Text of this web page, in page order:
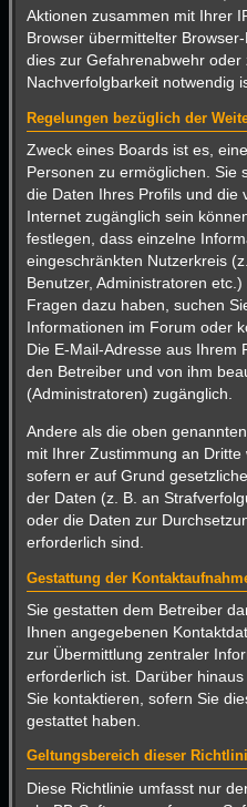
Aktionen zusammen mit Ihrer
Browser übermittelter
dies zur Gefahrenabwehr oder
Nachverfolgbarkeit notwendig
Regelungen bezüglich der
Zweck eines Boards ist es,
Personen zu ermöglichen. Sie
die Daten Ihres Profils und die
Internet zugänglich sein
festlegen, dass einzelne
eingeschränkten Nutzerkreis
Benutzer, Administratoren
Fragen dazu haben, suchen
Informationen im Forum oder
Die E-Mail-Adresse aus Ihrem
den Betreiber und von ihm
(Administratoren) zugänglich.
Andere als die oben
mit Ihrer Zustimmung an
sofern er auf Grund
der Daten (z. B. an
oder die Daten zur
erforderlich sind.
Gestattung der
Sie gestatten dem Betreiber
Ihnen angegebenen
zur Übermittlung zentraler
erforderlich ist. Darüber
Sie kontaktieren, sofern Sie
gestattet haben.
Geltungsbereich dieser
Diese Richtlinie umfasst nur